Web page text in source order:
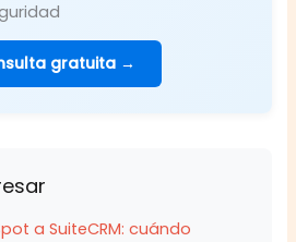
gratuita →
a SuiteCRM: cuándo